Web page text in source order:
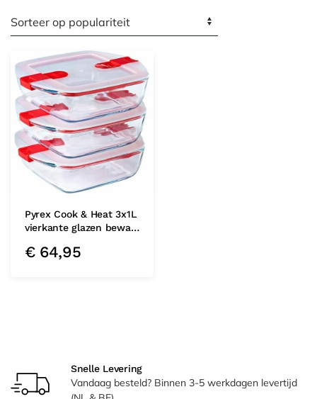
Pyrex Cook & Heat 3x1L
vierkante glazen bewa…
€64,95
Snelle Levering
Vandaag besteld? Binnen 3-5 werkdagen levertijd